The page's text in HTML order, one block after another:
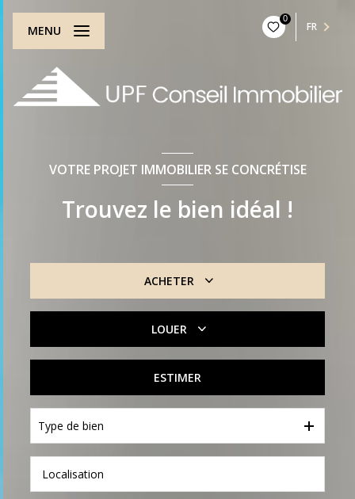
0
FR
MENU
VOTRE PROJET IMMOBILIER SE CONCRÉTISE
Trouvez le bien idéal !
ACHETER
De l'immo pro
LOUER
ESTIMER
Type de bien